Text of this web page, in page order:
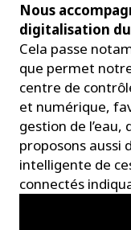
Nous
digitalisation du
Cela passe
que permet
centre de
et numérique,
gestion de l’eau,
proposons aussi
intelligente de
connectés